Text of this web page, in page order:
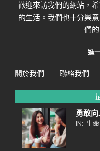
歡迎來訪我們的網站，
的生活。我們也十分樂
們
進
關於我們 聯絡我們
勇敢
IN: 生